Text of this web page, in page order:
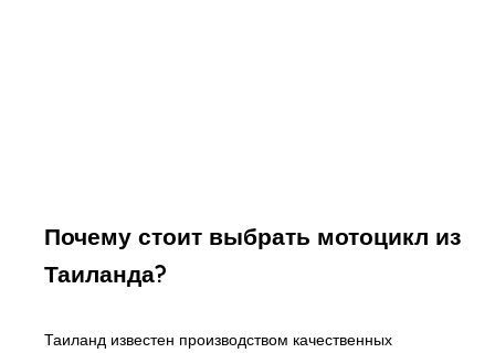
Почему стоит выбрать мотоцикл из
Таиланда?
Таиланд известен производством качественных